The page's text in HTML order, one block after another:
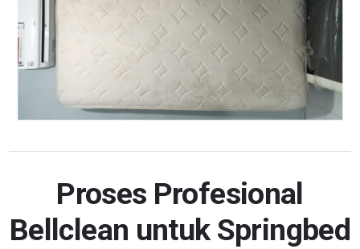
Proses Profesional
Bellclean untuk Springbed